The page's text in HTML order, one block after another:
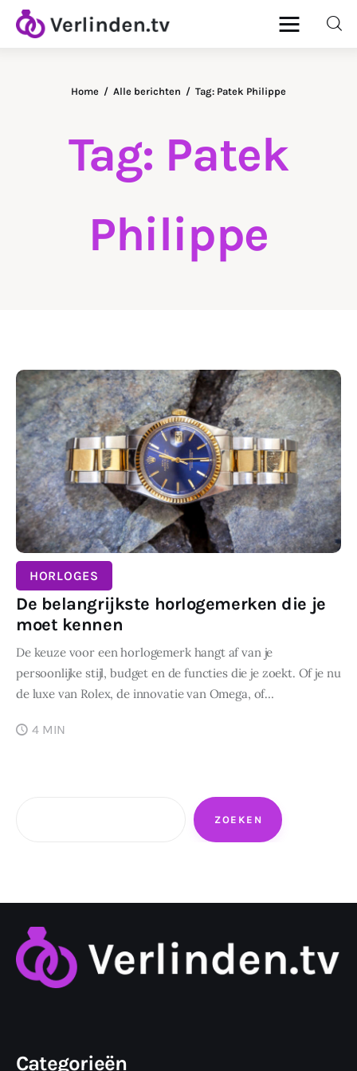
Tag: Patek
Philippe
Home Alle berichten Tag: Patek Philippe
Diamanten
Horloges
HORLOGES
De belangrijkste horlogemerken die je
moet kennen
De keuze voor een horlogemerk hangt af van je
persoonlijke stijl, budget en de functies die je zoekt. Of je nu
de luxe van Rolex, de innovatie van Omega, of…
4 MIN
ZOEKEN
Categorieën